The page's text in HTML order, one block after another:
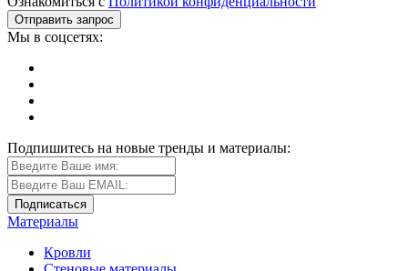
Мы в соцсетях:
Подпишитесь на новые тренды и материалы:
Материалы
Кровли